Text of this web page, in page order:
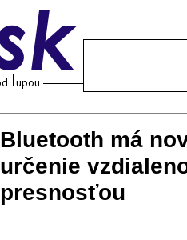
Bluetooth má
určenie
presnosťou